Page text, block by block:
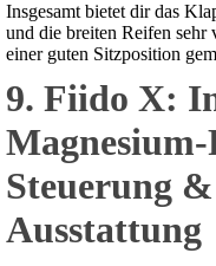
Insgesamt bietet dir das
und die breiten Reifen
einer guten Sitzposition
9. Fiido X:
Steuerung
Ausstattung